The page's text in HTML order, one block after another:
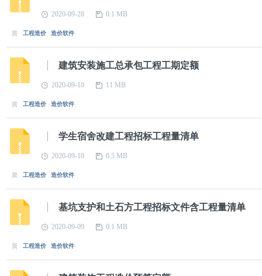
2020-09-28 0.1 MB
工程造价 造价软件
建筑安装施工总承包工程工期定额
2020-09-10 11 MB
工程造价 造价软件
学生宿舍改建工程招标工程量清单
2020-09-10 0.5 MB
工程造价 造价软件
基坑支护和土石方工程招标文件含工程量清单
2020-09-09 0.1 MB
工程造价 造价软件